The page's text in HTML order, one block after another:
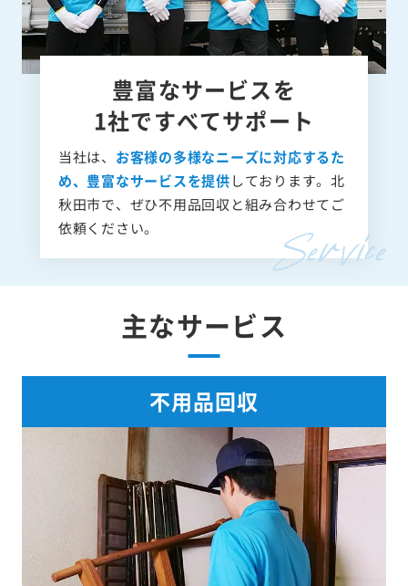
豊富なサービスを
1社ですべてサポート
当社は、 お客様の多様なニーズに対応するた
め、豊富なサービスを提供しております。北
秋田市で、ぜひ不用品回収と組み合わせてご
依頼ください。
主なサービス
不用品回収